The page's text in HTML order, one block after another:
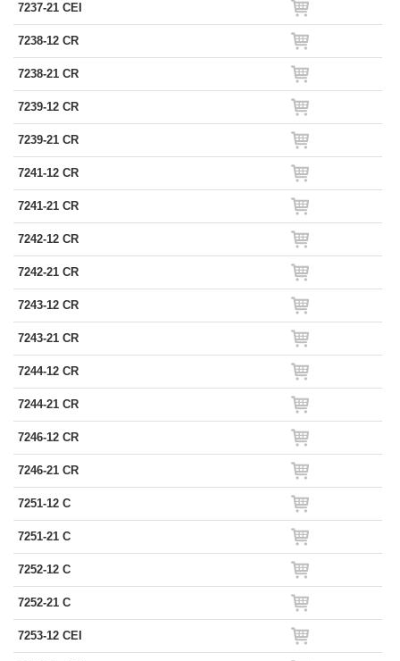
7237-21 CEI
7238-12 CR
7238-21 CR
7239-12 CR
7239-21 CR
7241-12 CR
7241-21 CR
7242-12 CR
7242-21 CR
7243-12 CR
7243-21 CR
7244-12 CR
7244-21 CR
7246-12 CR
7246-21 CR
7251-12 C
7251-21 C
7252-12 C
7252-21 C
7253-12 CEI